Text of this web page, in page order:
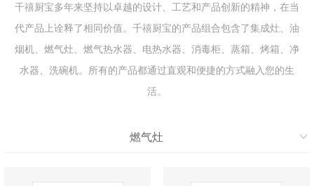
千禧厨宝多年来坚持以卓越的设计、工艺和产品创新的精神，在当
代产品上诠释了相同价值。千禧厨宝的产品组合包含了集成灶、油
烟机、燃气灶、燃气热水器、电热水器、消毒柜、蒸箱、烤箱、净
水器、洗碗机。所有的产品都通过直观和便捷的方式融入您的生
活。
燃气灶